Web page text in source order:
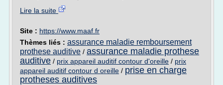
Lire la suite
Site : https://www.maaf.fr
Thèmes liés : assurance maladie remboursement
prothese auditive / assurance maladie prothese
auditive / prix appareil auditif contour d'oreille / prix
appareil auditif contour d oreille / prise en charge
protheses auditives